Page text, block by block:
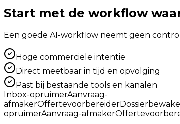
Start met de workflow
Een goede AI-workflow neemt geen
Hoge commerciële intentie
Direct meetbaar in tijd en opvolging
Past bij bestaande tools en kanalen
Inbox-opruimerAanvraag-
afmakerOffertevoorbereider
opruimerAanvraag-afmaker